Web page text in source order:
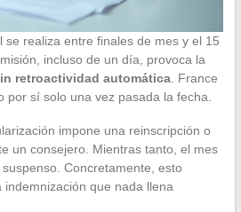
se realiza entre finales de mes y el 15
incluso de un día, provoca la
retroactividad automática. France
por sí solo una vez pasada la fecha.
impone una reinscripción o
un consejero. Mientras tanto, el mes
Concretamente, esto
indemnización que nada llena